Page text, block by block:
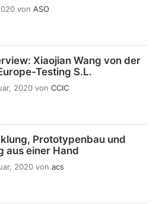
von ASO
Xiaojian Wang von der
Testing S.L.
2020 von CCIC
Prototypenbau und
aus einer Hand
2020 von acs